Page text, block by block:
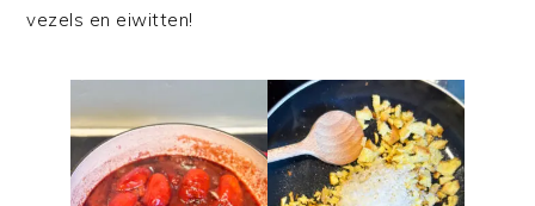
vezels en eiwitten!